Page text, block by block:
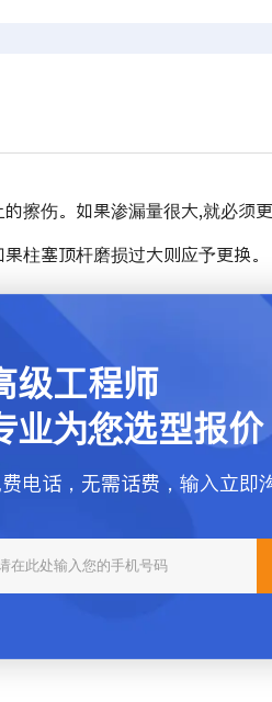
擦伤。如果渗漏量很大,就必须更
柱塞顶杆磨损过大则应予更换。
塞，因柱塞一有损伤即可能报废
中也可以用在标准柱塞套中。
级工程师
业为您选型报价
电话，无需话费，输入立即